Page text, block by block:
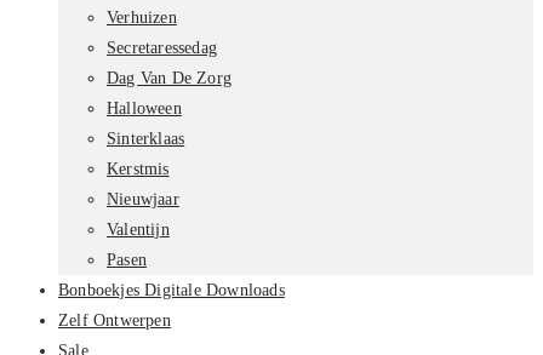
Verhuizen
Secretaressedag
Dag Van De Zorg
Halloween
Sinterklaas
Kerstmis
Nieuwjaar
Valentijn
Pasen
Bonboekjes Digitale Downloads
Zelf Ontwerpen
Sale